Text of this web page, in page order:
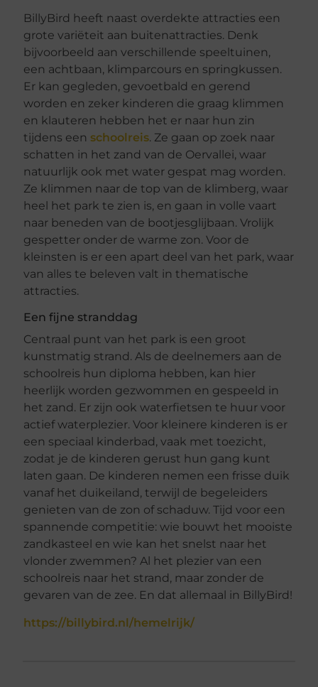
BillyBird heeft naast overdekte attracties een
grote variëteit aan buitenattracties. Denk
bijvoorbeeld aan verschillende speeltuinen,
een achtbaan, klimparcours en springkussen.
Er kan gegleden, gevoetbald en gerend
worden en zeker kinderen die graag klimmen
en klauteren hebben het er naar hun zin
tijdens een schoolreis. Ze gaan op zoek naar
schatten in het zand van de Oervallei, waar
natuurlijk ook met water gespat mag worden.
Ze klimmen naar de top van de klimberg, waar
heel het park te zien is, en gaan in volle vaart
naar beneden van de bootjesglijbaan. Vrolijk
gespetter onder de warme zon. Voor de
kleinsten is er een apart deel van het park, waar
van alles te beleven valt in thematische
attracties.
Een fijne stranddag
Centraal punt van het park is een groot
kunstmatig strand. Als de deelnemers aan de
schoolreis hun diploma hebben, kan hier
heerlijk worden gezwommen en gespeeld in
het zand. Er zijn ook waterfietsen te huur voor
actief waterplezier. Voor kleinere kinderen is er
een speciaal kinderbad, vaak met toezicht,
zodat je de kinderen gerust hun gang kunt
laten gaan. De kinderen nemen een frisse duik
vanaf het duikeiland, terwijl de begeleiders
genieten van de zon of schaduw. Tijd voor een
spannende competitie: wie bouwt het mooiste
zandkasteel en wie kan het snelst naar het
vlonder zwemmen? Al het plezier van een
schoolreis naar het strand, maar zonder de
gevaren van de zee. En dat allemaal in BillyBird!
https://billybird.nl/hemelrijk/